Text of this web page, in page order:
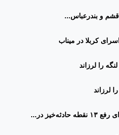
قشم و بندرعباس...
کربلا در میناب
در...